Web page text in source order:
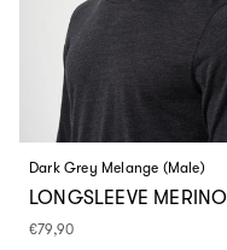
Dark Grey Melange (Male)
LONGSLEEVE MERINO
Normaler
€79,90